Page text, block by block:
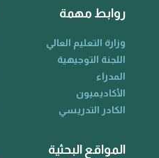
روابط مهمة
وزارة التعليم العالي
اللجنة التوجيهية
المدراء
الأكاديميون
الكادر التدريسي
المواقع البحثية